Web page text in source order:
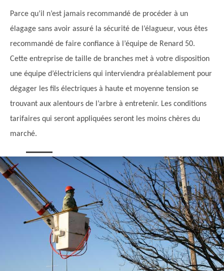
Parce qu’il n’est jamais recommandé de procéder à un
élagage sans avoir assuré la sécurité de l’élagueur, vous êtes
recommandé de faire confiance à l’équipe de Renard 50.
Cette entreprise de taille de branches met à votre disposition
une équipe d’électriciens qui interviendra préalablement pour
dégager les fils électriques à haute et moyenne tension se
trouvant aux alentours de l’arbre à entretenir. Les conditions
tarifaires qui seront appliquées seront les moins chères du
marché.